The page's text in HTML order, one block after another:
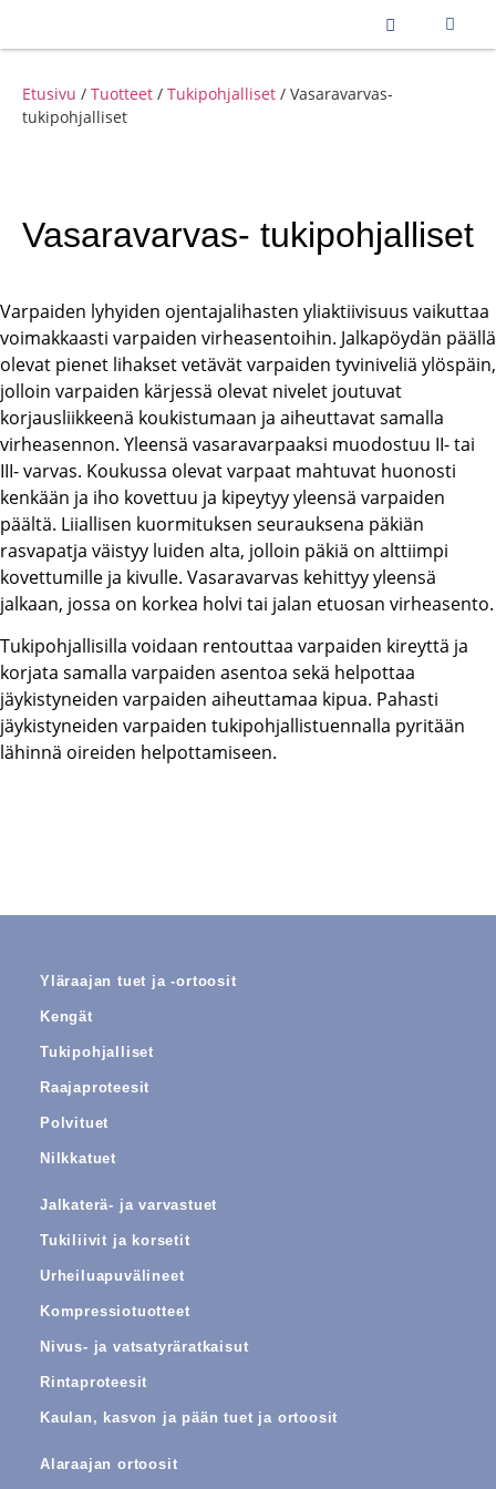
Etusivu / Tuotteet / Tukipohjalliset / Vasaravarvas-
tukipohjalliset
Vasaravarvas- tukipohjalliset
Varpaiden lyhyiden ojentajalihasten yliaktiivisuus vaikuttaa
voimakkaasti varpaiden virheasentoihin. Jalkapöydän päällä
olevat pienet lihakset vetävät varpaiden tyviniveliä ylöspäin,
jolloin varpaiden kärjessä olevat nivelet joutuvat
korjausliikkeenä koukistumaan ja aiheuttavat samalla
virheasennon. Yleensä vasaravarpaaksi muodostuu II- tai
III- varvas. Koukussa olevat varpaat mahtuvat huonosti
kenkään ja iho kovettuu ja kipeytyy yleensä varpaiden
päältä. Liiallisen kuormituksen seurauksena päkiän
rasvapatja väistyy luiden alta, jolloin päkiä on alttiimpi
kovettumille ja kivulle. Vasaravarvas kehittyy yleensä
jalkaan, jossa on korkea holvi tai jalan etuosan virheasento.
Tukipohjallisilla voidaan rentouttaa varpaiden kireyttä ja
korjata samalla varpaiden asentoa sekä helpottaa
jäykistyneiden varpaiden aiheuttamaa kipua. Pahasti
jäykistyneiden varpaiden tukipohjallistuennalla pyritään
lähinnä oireiden helpottamiseen.
Yläraajan tuet ja -ortoosit
Kengät
Tukipohjalliset
Raajaproteesit
Polvituet
Nilkkatuet
Jalkaterä- ja varvastuet
Tukiliivit ja korsetit
Urheiluapuvälineet
Kompressiotuotteet
Nivus- ja vatsatyräratkaisut
Rintaproteesit
Kaulan, kasvon ja pään tuet ja ortoosit
Alaraajan ortoosit